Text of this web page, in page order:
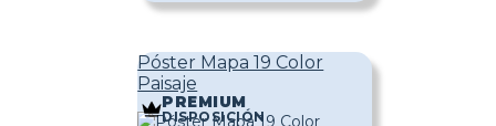
Póster Mapa 19 Color
Paisaje
PREMIUM
DISPOSICIÓN